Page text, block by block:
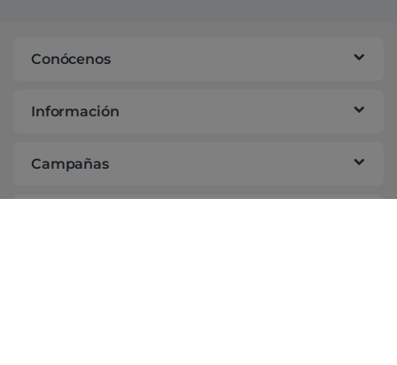
Conócenos
Información
Campañas